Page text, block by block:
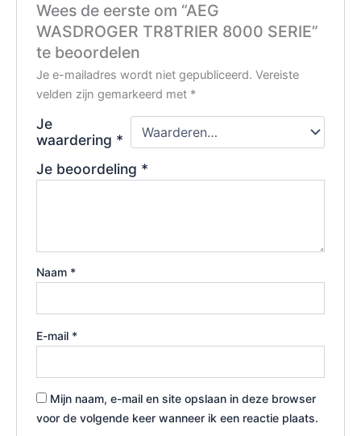
Wees de eerste om “AEG
WASDROGER TR8TRIER 8000 SERIE”
te beoordelen
Je e-mailadres wordt niet gepubliceerd. Vereiste
velden zijn gemarkeerd met *
Je
waardering *
Je beoordeling *
Naam *
E-mail *
Mijn naam, e-mail en site opslaan in deze browser
voor de volgende keer wanneer ik een reactie plaats.